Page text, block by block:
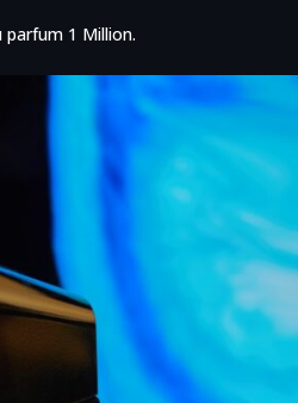
parfum 1 Million.